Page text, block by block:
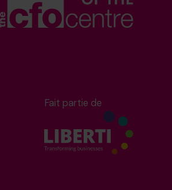
Fait partie de